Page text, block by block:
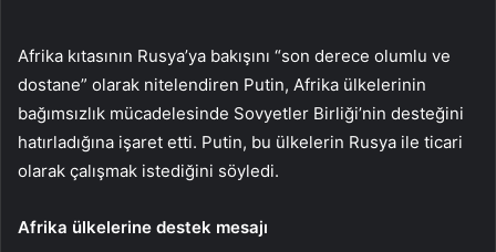
Afrika kıtasının Rusya’ya bakışını “son derece olumlu ve
dostane” olarak nitelendiren Putin, Afrika ülkelerinin
bağımsızlık mücadelesinde Sovyetler Birliği’nin desteğini
hatırladığına işaret etti. Putin, bu ülkelerin Rusya ile ticari
olarak çalışmak istediğini söyledi.
Afrika ülkelerine destek mesajı